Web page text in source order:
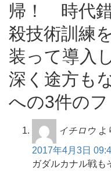
帰！ 時代
殺技術訓練
装って導入
深く途方も
への3件の
イチロウ よ
2017年4月3日
ガダルカナル戦も